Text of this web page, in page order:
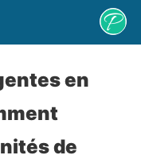
en
de